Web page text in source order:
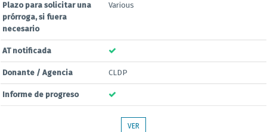
Plazo para solicitar una
prórroga, si fuera
necesario
Various
AT notificada
Donante / Agencia CLDP
Informe de progreso
VER